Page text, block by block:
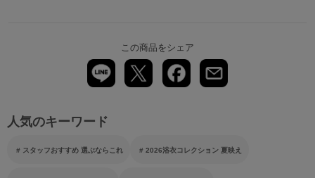
この商品をシェア
人気のキーワード
スタッフおすすめ 選ぶならこれ 2026浴衣コレクション 夏映え